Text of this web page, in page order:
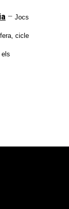
– Jocs
cicle